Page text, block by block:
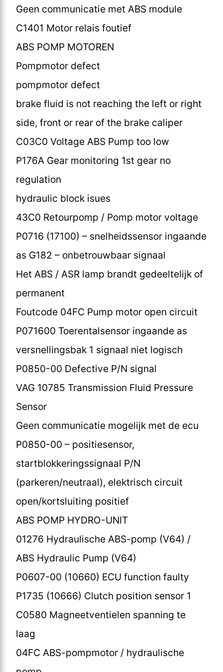
Geen communicatie met ABS module
C1401 Motor relais foutief
ABS POMP MOTOREN
Pompmotor defect
pompmotor defect
brake fluid is not reaching the left or right
side, front or rear of the brake caliper
C03C0 Voltage ABS Pump too low
P176A Gear monitoring 1st gear no
regulation
hydraulic block isues
43C0 Retourpomp / Pomp motor voltage
P0716 (17100) – snelheidssensor ingaande
as G182 – onbetrouwbaar signaal
Het ABS / ASR lamp brandt gedeeltelijk of
permanent
Foutcode 04FC Pump motor open circuit
P071600 Toerentalsensor ingaande as
versnellingsbak 1 signaal niet logisch
P0850-00 Defective P/N signal
VAG 10785 Transmission Fluid Pressure
Sensor
Geen communicatie mogelijk met de ecu
P0850-00 – positiesensor,
startblokkeringssignaal P/N
(parkeren/neutraal), elektrisch circuit
open/kortsluiting positief
ABS POMP HYDRO-UNIT
01276 Hydraulische ABS-pomp (V64) /
ABS Hydraulic Pump (V64)
P0607-00 (10660) ECU function faulty
P1735 (10666) Clutch position sensor 1
C0580 Magneetventielen spanning te
laag
04FC ABS-pompmotor / hydraulische